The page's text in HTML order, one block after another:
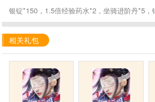
银锭*150，1.5倍经验药水*2，坐骑进阶丹*5，
相关礼包